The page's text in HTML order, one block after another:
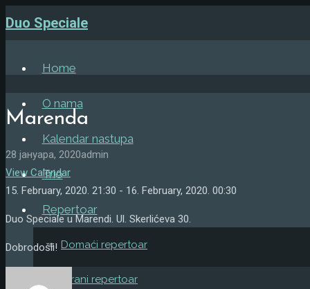
Duo Speciale
Home
O nama
Kalendar nastupa
Trio
Repertoar
Domaći repertoar
Strani repertoar
Marenda
28 јануара, 2020admin
View Calendar
15. February, 2020. 21:30 - 16. February, 2020. 00:30
Duo Speciale u Marendi. Ul. Skerlićeva 30.
Dobrodošli!